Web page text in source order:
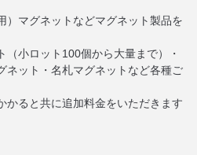
）マグネットなどマグネット製品を
小ロット100個から大量まで）・
ネット・名札マグネットなど各種ご
かると共に追加料金をいただきます